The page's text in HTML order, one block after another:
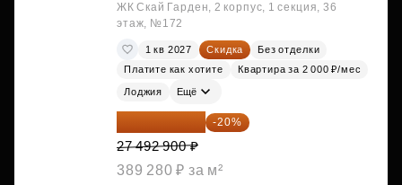
ЖК Скай Гарден, 2 корпус, 1 секция, 36
этаж, №172
1 кв 2027 Скидка
Без отделки
Платите как хотите
Квартира за 2 000 ₽/мес
Лоджия Ещё
21 994 320 ₽ -20%
27 492 900 ₽
389 280 ₽ за м²